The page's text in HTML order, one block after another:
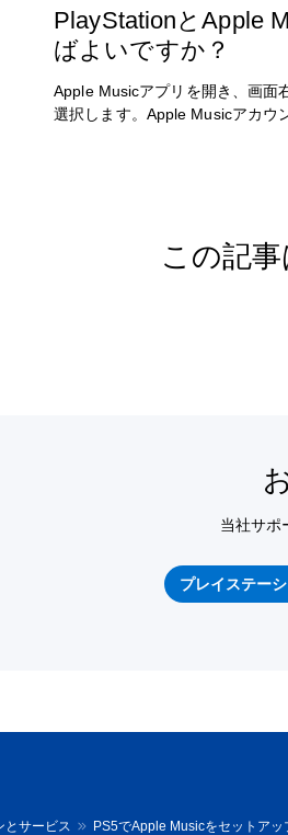
PlayStationとApple
ばよいですか？
Apple Musicアプリを開き、画面
選択します。Apple Musicアカウ
この記
当社サポ
プレイステー
とサービス PS5でApple Musicをセットアッ